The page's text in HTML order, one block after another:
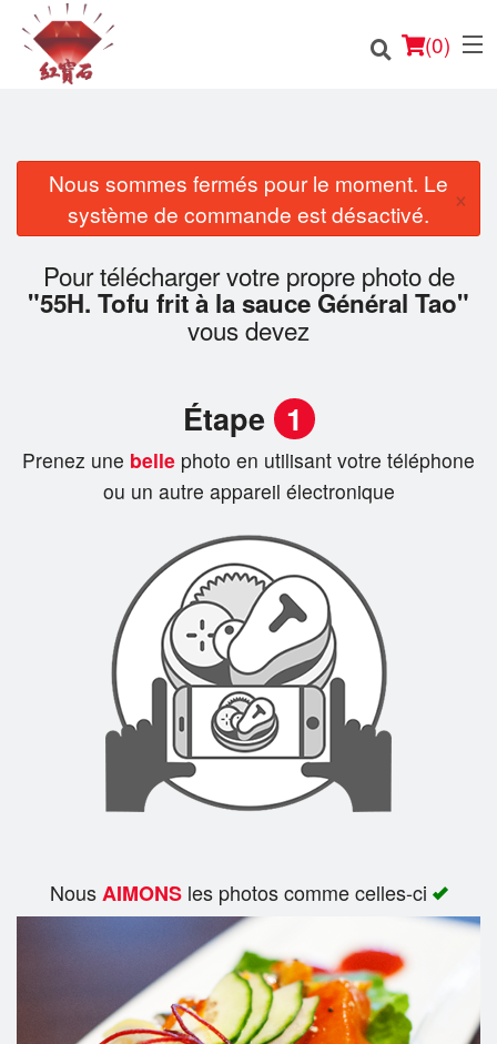
(0)
Commander en ligne
Français
Panier (0)
Rechercher
Nous sommes fermés pour le moment. Le
système de commande est désactivé.
×
Pour télécharger votre propre photo de
"55H. Tofu frit à la sauce Général Tao"
vous devez
Étape 1
Prenez une belle photo en utilisant votre téléphone
ou un autre appareil électronique
NousAIMONSles photos comme celles-ci